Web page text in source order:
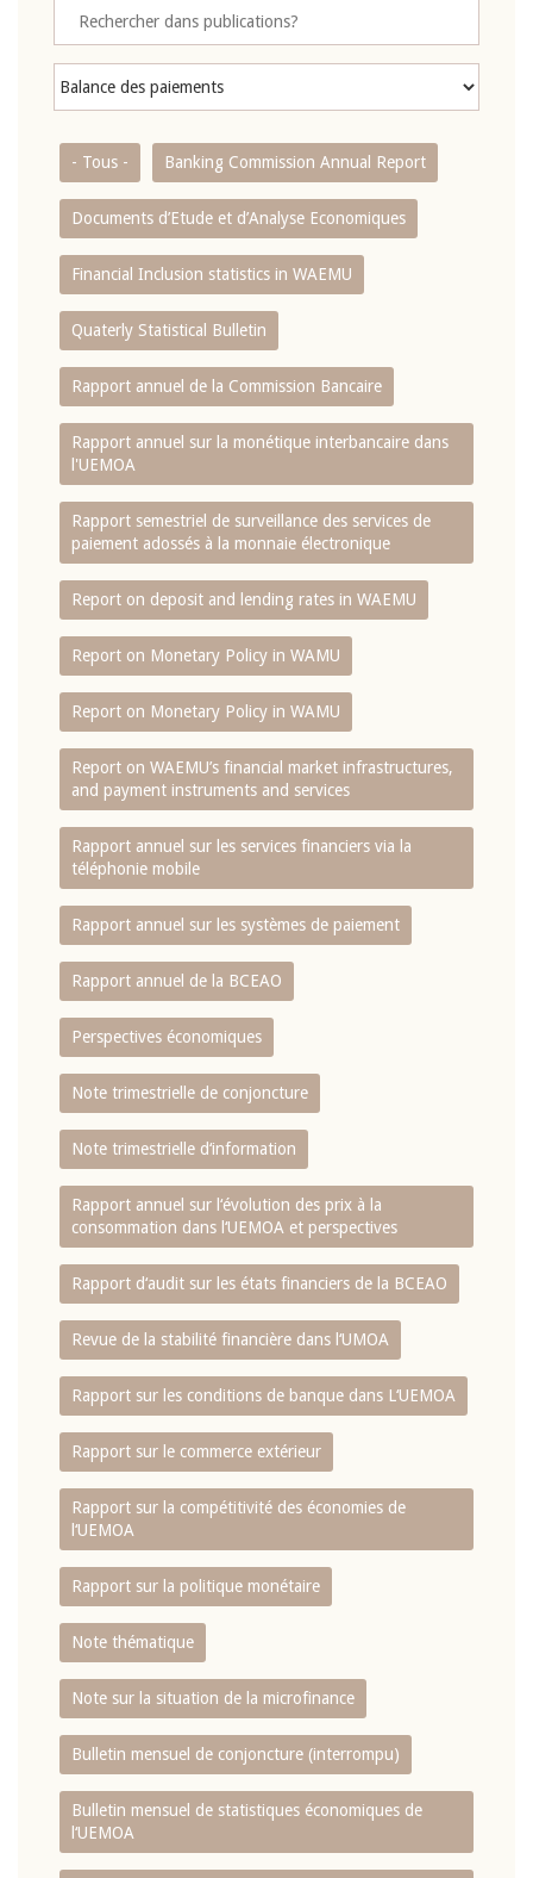
- Tous - Banking Commission Annual Report
Documents d’Etude et d’Analyse Economiques
Financial Inclusion statistics in WAEMU
Quaterly Statistical Bulletin
Rapport annuel de la Commission Bancaire
Rapport annuel sur la monétique interbancaire dans
l'UEMOA
Rapport semestriel de surveillance des services de
paiement adossés à la monnaie électronique
Report on deposit and lending rates in WAEMU
Report on Monetary Policy in WAMU
Report on Monetary Policy in WAMU
Report on WAEMU’s financial market infrastructures,
and payment instruments and services
Rapport annuel sur les services financiers via la
téléphonie mobile
Rapport annuel sur les systèmes de paiement
Rapport annuel de la BCEAO
Perspectives économiques
Note trimestrielle de conjoncture
Note trimestrielle d‘information
Rapport annuel sur l‘évolution des prix à la
consommation dans l‘UEMOA et perspectives
Rapport d‘audit sur les états financiers de la BCEAO
Revue de la stabilité financière dans l‘UMOA
Rapport sur les conditions de banque dans L‘UEMOA
Rapport sur le commerce extérieur
Rapport sur la compétitivité des économies de
l‘UEMOA
Rapport sur la politique monétaire
Note thématique
Note sur la situation de la microfinance
Bulletin mensuel de conjoncture (interrompu)
Bulletin mensuel de statistiques économiques de
l‘UEMOA